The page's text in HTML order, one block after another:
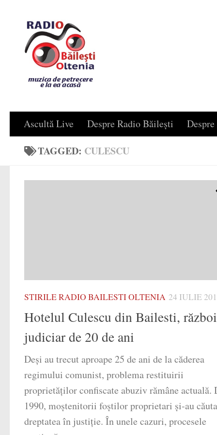
Ascultă Live Despre Radio Băilești
TAGGED: CULESCU
STIRILE RADIO BAILESTI OLTENIA 24 IULIE
Hotelul Culescu din Bailesti, război
judiciar de 20 de ani
Deși au trecut aproape 25 de ani de la căderea
regimului comunist, problema restituirii
proprietăților confiscate abuziv rămâne actuală.
1990, moștenitorii foștilor proprietari și-au
dreptatea în justiție. În unele cazuri, procesele